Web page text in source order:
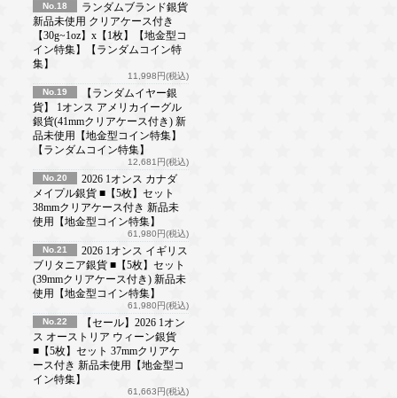
No.18
ランダムブランド銀貨
新品未使用 クリアケース付き
【30g~1oz】x【1枚】【地金型コ
イン特集】【ランダムコイン特
集】
11,998円(税込)
No.19
【ランダムイヤー銀
貨】 1オンス アメリカイーグル
銀貨(41mmクリアケース付き) 新
品未使用【地金型コイン特集】
【ランダムコイン特集】
12,681円(税込)
No.20
2026 1オンス カナダ
メイプル銀貨 ■【5枚】セット
38mmクリアケース付き 新品未
使用【地金型コイン特集】
61,980円(税込)
No.21
2026 1オンス イギリス
ブリタニア銀貨 ■【5枚】セット
(39mmクリアケース付き) 新品未
使用【地金型コイン特集】
61,980円(税込)
No.22
【セール】2026 1オン
ス オーストリア ウィーン銀貨
■【5枚】セット 37mmクリアケ
ース付き 新品未使用【地金型コ
イン特集】
61,663円(税込)